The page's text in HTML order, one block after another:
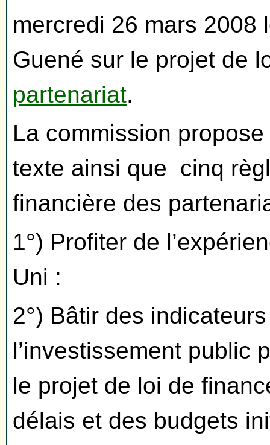
mercredi 26 mars 2008
Guené sur le projet de
partenariat.
La commission
texte ainsi que cinq
financière des
1°) Profiter de
Uni :
2°) Bâtir des
l’investissement public
le projet de loi de
délais et des budgets